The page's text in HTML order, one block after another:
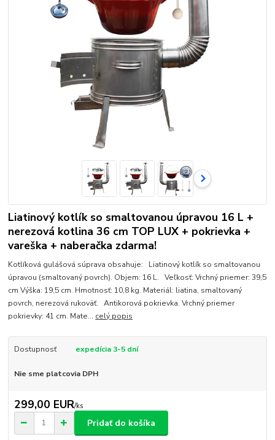
Liatinový kotlík so smaltovanou úpravou 16 L +
nerezová kotlina 36 cm TOP LUX + pokrievka +
vareška + naberačka zdarma!
Kotlíková gulášová súprava obsahuje: Liatinový kotlík so smaltovanou
úpravou (smaltovaný povrch). Objem: 16 L. Veľkosť: Vrchný priemer: 39,5
cm Výška: 19,5 cm. Hmotnosť: 10,8 kg. Materiál: liatina, smaltovaný
povrch, nerezová rukoväť. Antikorová pokrievka. Vrchný priemer
pokrievky: 41 cm. Mate... celý popis
Dostupnosť expedícia 3-5 dní
Nie sme platcovia DPH
299,00 EUR/ks
Pridať do košíka